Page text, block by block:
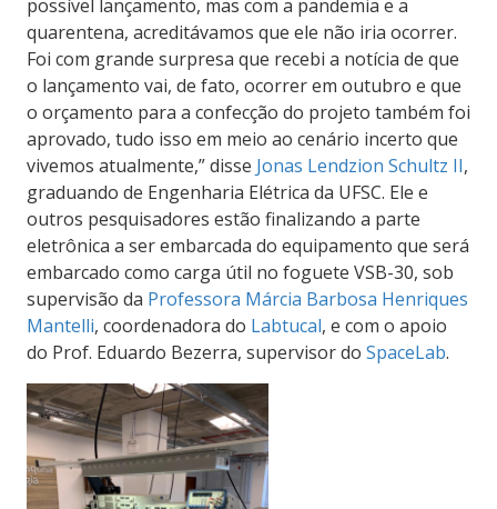
possível lançamento, mas com a pandemia e a
quarentena, acreditávamos que ele não iria ocorrer.
Foi com grande surpresa que recebi a notícia de que
o lançamento vai, de fato, ocorrer em outubro e que
o orçamento para a confecção do projeto também foi
aprovado, tudo isso em meio ao cenário incerto que
vivemos atualmente,” disse Jonas Lendzion Schultz II,
graduando de Engenharia Elétrica da UFSC. Ele e
outros pesquisadores estão finalizando a parte
eletrônica a ser embarcada do equipamento que será
embarcado como carga útil no foguete VSB-30, sob
supervisão da Professora Márcia Barbosa Henriques
Mantelli, coordenadora do Labtucal, e com o apoio
do Prof. Eduardo Bezerra, supervisor do SpaceLab.